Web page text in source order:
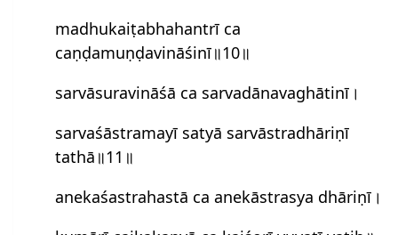
madhukaiṭabhahantrī ca
caṇḍamuṇḍavināśinī॥10॥
sarvāsuravināśā ca sarvadānavaghātinī।
sarvaśāstramayī satyā sarvāstradhāriṇī
tathā॥11॥
anekaśastrahastā ca anekāstrasya dhāriṇī।